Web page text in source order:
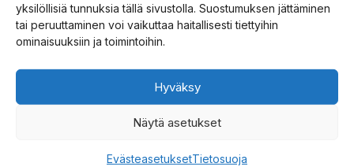
yksilöllisiä tunnuksia tällä sivustolla. Suostumuksen jättäminen
tai peruuttaminen voi vaikuttaa haitallisesti tiettyihin
ominaisuuksiin ja toimintoihin.
Hyväksy
Näytä asetukset
EvästeasetuksetTietosuoja